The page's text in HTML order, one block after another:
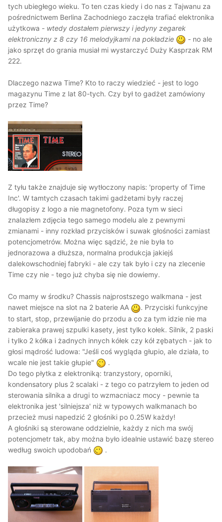
tych ubiegłego wieku. To ten czas kiedy i do nas z Tajwanu za
pośrednictwem Berlina Zachodniego zaczęła trafiać elektronika
użytkowa - wtedy dostałem pierwszy i jedyny zegarek
elektroniczny z 8 czy 16 melodyjkami na pokładzie
- no ale
jako sprzęt do grania musiał mi wystarczyć Duży Kasprzak RM
222.
Dlaczego nazwa Time? Kto to raczy wiedzieć - jest to logo
magazynu Time z lat 80-tych. Czy był to gadżet zamówiony
przez Time?
Z tyłu także znajduje się wytłoczony napis: 'property of Time
Inc'. W tamtych czasach takimi gadżetami były raczej
długopisy z logo a nie magnetofony. Poza tym w sieci
znalazłem zdjęcia tego samego modelu ale z pewnymi
zmianami - inny rozkład przycisków i suwak głośności zamiast
potencjometrów. Można więc sądzić, że nie była to
jednorazowa a dłuższa, normalna produkcja jakiejś
dalekowschodniej fabryki - ale czy tak było i czy na zlecenie
Time czy nie - tego już chyba się nie dowiemy.
Co mamy w środku? Chassis najprostszego walkmana - jest
nawet miejsce na slot na 2 baterie AA
. Przyciski funkcyjne
to start, stop, przewijanie do przodu a co za tym idzie nie ma
zabieraka prawej szpulki kasety, jest tylko kołek. Silnik, 2 paski
i tylko 2 kółka i żadnych innych kółek czy kół zębatych - jak to
głosi mądrość ludowa: "Jeśli coś wygląda głupio, ale działa, to
wcale nie jest takie głupie"
.
Do tego płytka z elektroniką: tranzystory, oporniki,
kondensatory plus 2 scalaki - z tego co patrzyłem to jeden od
sterowania silnika a drugi to wzmacniacz mocy - pewnie ta
elektronika jest 'silniejsza' niż w typowych walkmanach bo
przecież musi napedzić 2 głośniki po 0.25W każdy!
A głośniki są sterowane oddzielnie, każdy z nich ma swój
potencjometr tak, aby można było idealnie ustawić bazę stereo
według swoich upodobań
.